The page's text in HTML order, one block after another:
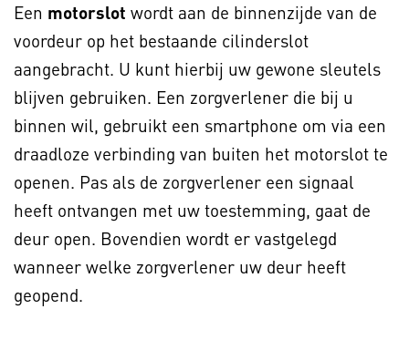
Een motorslot wordt aan de binnenzijde van de
voordeur op het bestaande cilinderslot
aangebracht. U kunt hierbij uw gewone sleutels
blijven gebruiken. Een zorgverlener die bij u
binnen wil, gebruikt een smartphone om via een
draadloze verbinding van buiten het motorslot te
openen. Pas als de zorgverlener een signaal
heeft ontvangen met uw toestemming, gaat de
deur open. Bovendien wordt er vastgelegd
wanneer welke zorgverlener uw deur heeft
geopend.